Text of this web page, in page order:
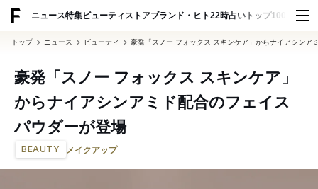
ニュース特集ビューティ ストアブランド・ヒト22時占い トップ100 スナッ
トップ ニュース ビューティ 豪発「スノー フォックス スキンケア」からナイアシンア
豪発「スノー フォックス スキンケア」
からナイアシンアミド配合のフェイス
パウダーが登場
BEAUTY メイクアップ